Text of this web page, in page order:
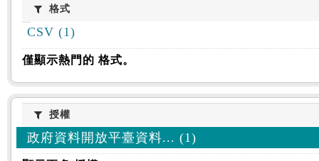
格式格式
CSV (1)
僅顯示熱門的 格式。
授權授權
政府資料開放平臺資料... (1)